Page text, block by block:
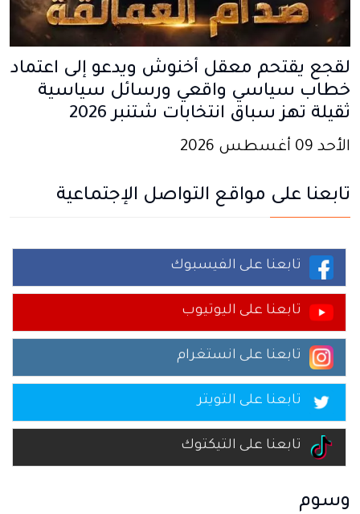
لقجع يقتحم معقل أخنوش ويدعو إلى اعتماد
خطاب سياسي واقعي ورسائل سياسية
ثقيلة تهز سباق انتخابات شتنبر 2026
الأحد 09 أغسطس 2026
تابعنا على مواقع التواصل الإجتماعية
تابعنا على الفيسبوك
تابعنا على اليوتيوب
تابعنا على انستغرام
تابعنا على التويتر
تابعنا على التيكتوك
وسوم